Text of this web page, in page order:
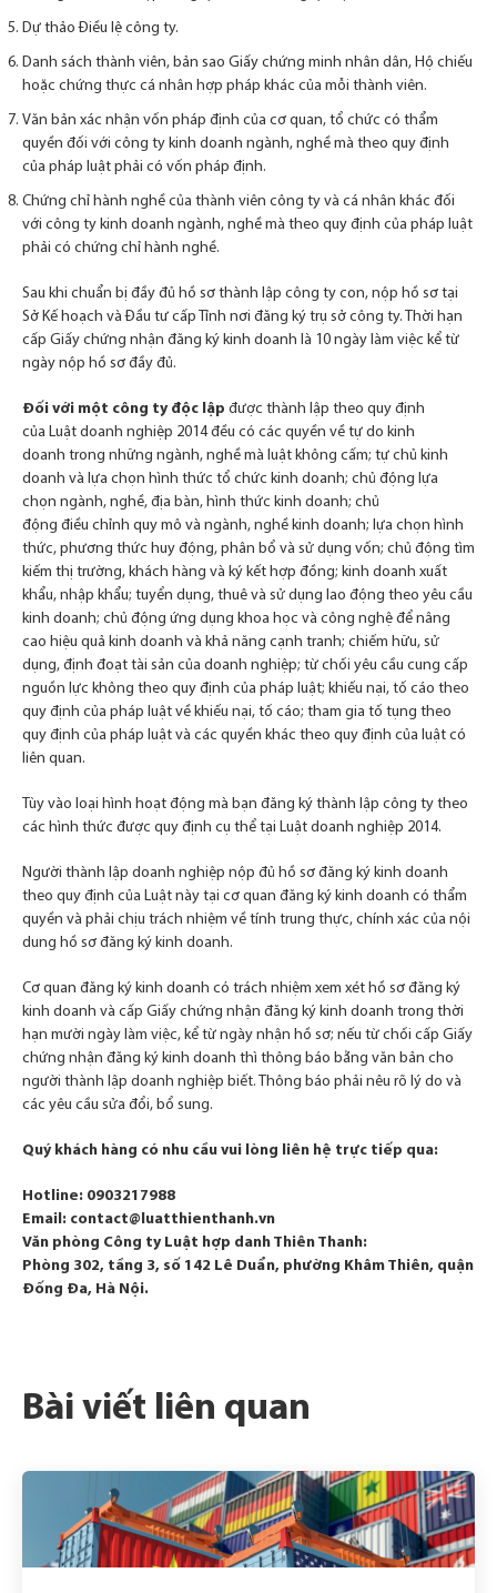
Dự thảo Điều lệ công ty.
Danh sách thành viên, bản sao Giấy chứng minh nhân dân, Hộ chiếu
hoặc chứng thực cá nhân hợp pháp khác của mỗi thành viên.
Văn bản xác nhận vốn pháp định của cơ quan, tổ chức có thẩm
quyền đối với công ty kinh doanh ngành, nghề mà theo quy định
của pháp luật phải có vốn pháp định.
Chứng chỉ hành nghề của thành viên công ty và cá nhân khác đối
với công ty kinh doanh ngành, nghề mà theo quy định của pháp luật
phải có chứng chỉ hành nghề.
Sau khi chuẩn bị đầy đủ hồ sơ thành lập công ty con, nộp hồ sơ tại
Sở Kế hoạch và Đầu tư cấp Tỉnh nơi đăng ký trụ sở công ty. Thời hạn
cấp Giấy chứng nhận đăng ký kinh doanh là 10 ngày làm việc kể từ
ngày nộp hồ sơ đầy đủ.
Đối với một công ty độc lập được thành lập theo quy định
của Luật doanh nghiệp 2014 đều có các quyền về tự do kinh
doanh trong những ngành, nghề mà luật không cấm; tự chủ kinh
doanh và lựa chọn hình thức tổ chức kinh doanh; chủ động lựa
chọn ngành, nghề, địa bàn, hình thức kinh doanh; chủ
động điều chỉnh quy mô và ngành, nghề kinh doanh; lựa chọn hình
thức, phương thức huy động, phân bổ và sử dụng vốn; chủ động tìm
kiếm thị trường, khách hàng và ký kết hợp đồng; kinh doanh xuất
khẩu, nhập khẩu; tuyển dụng, thuê và sử dụng lao động theo yêu cầu
kinh doanh; chủ động ứng dụng khoa học và công nghệ để nâng
cao hiệu quả kinh doanh và khả năng cạnh tranh; chiếm hữu, sử
dụng, định đoạt tài sản của doanh nghiệp; từ chối yêu cầu cung cấp
nguồn lực không theo quy định của pháp luật; khiếu nại, tố cáo theo
quy định của pháp luật về khiếu nại, tố cáo; tham gia tố tụng theo
quy định của pháp luật và các quyền khác theo quy định của luật có
liên quan.
Tùy vào loại hình hoạt động mà bạn đăng ký thành lập công ty theo
các hình thức được quy định cụ thể tại Luật doanh nghiệp 2014.
Người thành lập doanh nghiệp nộp đủ hồ sơ đăng ký kinh doanh
theo quy định của Luật này tại cơ quan đăng ký kinh doanh có thẩm
quyền và phải chịu trách nhiệm về tính trung thực, chính xác của nội
dung hồ sơ đăng ký kinh doanh.
Cơ quan đăng ký kinh doanh có trách nhiệm xem xét hồ sơ đăng ký
kinh doanh và cấp Giấy chứng nhận đăng ký kinh doanh trong thời
hạn mười ngày làm việc, kể từ ngày nhận hồ sơ; nếu từ chối cấp Giấy
chứng nhận đăng ký kinh doanh thì thông báo bằng văn bản cho
người thành lập doanh nghiệp biết. Thông báo phải nêu rõ lý do và
các yêu cầu sửa đổi, bổ sung.
Quý khách hàng có nhu cầu vui lòng liên hệ trực tiếp qua:
Hotline: 0903217988
Email: contact@luatthienthanh.vn
Văn phòng Công ty Luật hợp danh Thiên Thanh:
Phòng 302, tầng 3, số 142 Lê Duẩn, phường Khâm Thiên, quận
Đống Đa, Hà Nội.
Bài viết liên quan
truy
Trải
nghiệm
Các dữ
cookies
giúp
gia
nghiệm
người
dùng
Quảng
cáo và
marketing
Tối ưu nôi
dung và
nghiệm
dựa trên
thu thập
thông tin
phục vụ cá
nhân hoá